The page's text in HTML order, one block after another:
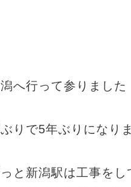
へ行って参りました
りで5年ぶりになり
と新潟駅は工事を